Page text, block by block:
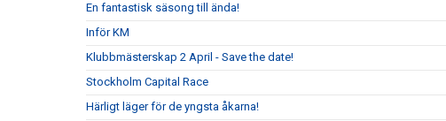
En fantastisk säsong till ända!
Inför KM
Klubbmästerskap 2 April - Save the date!
Stockholm Capital Race
Härligt läger för de yngsta åkarna!